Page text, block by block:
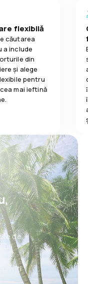
Confort în
Transportul
flexibilă
căutarea
a include
din
și alege
pentru
mai ieftină
de
uri
îți